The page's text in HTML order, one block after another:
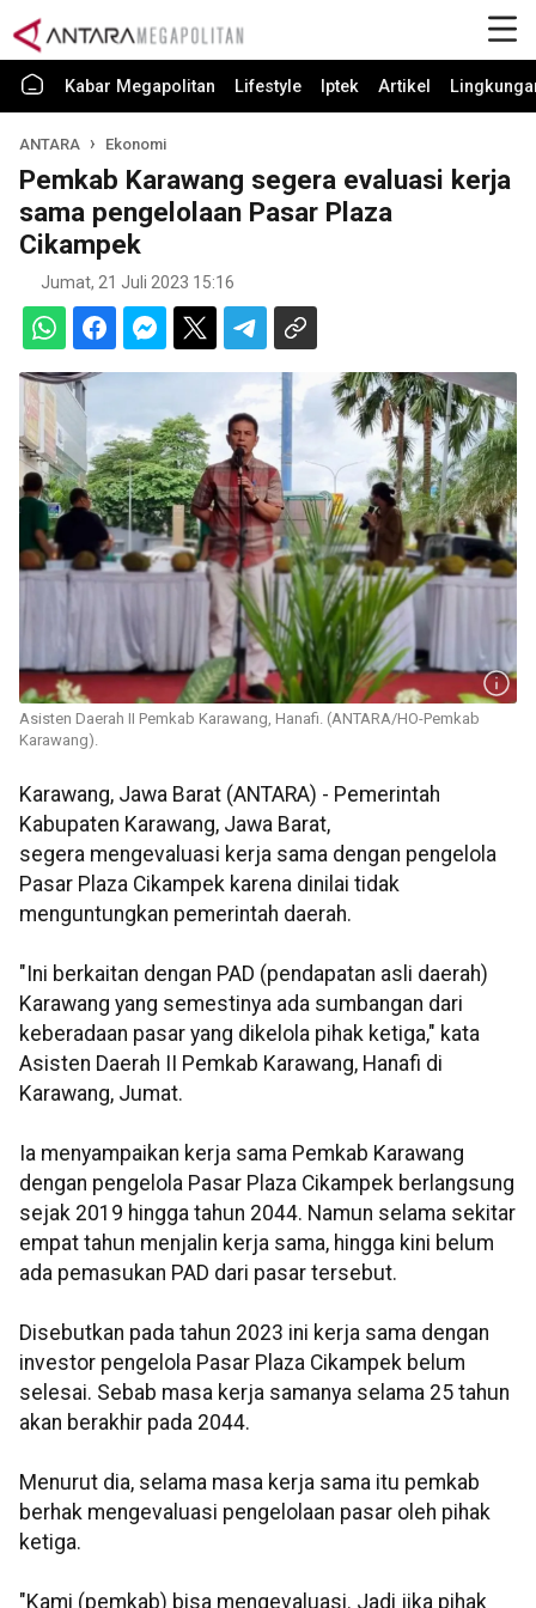
Kabar Megapolitan Lifestyle Iptek Artikel
ANTARA Ekonomi
Pemkab Karawang segera evaluasi kerja
sama pengelolaan Pasar Plaza
Cikampek
Jumat, 21 Juli 2023 15:16
Asisten Daerah II Pemkab Karawang, Hanafi. (ANTARA/HO-Pemkab
Karawang).
Karawang, Jawa Barat (ANTARA) - Pemerintah
Kabupaten Karawang, Jawa Barat,
segera mengevaluasi kerja sama dengan pengelola
Pasar Plaza Cikampek karena dinilai tidak
menguntungkan pemerintah daerah.
"Ini berkaitan dengan PAD (pendapatan asli daerah)
Karawang yang semestinya ada sumbangan dari
keberadaan pasar yang dikelola pihak ketiga," kata
Asisten Daerah II Pemkab Karawang, Hanafi di
Karawang, Jumat.
Ia menyampaikan kerja sama Pemkab Karawang
dengan pengelola Pasar Plaza Cikampek berlangsung
sejak 2019 hingga tahun 2044. Namun selama sekitar
empat tahun menjalin kerja sama, hingga kini belum
ada pemasukan PAD dari pasar tersebut.
Disebutkan pada tahun 2023 ini kerja sama dengan
investor pengelola Pasar Plaza Cikampek belum
selesai. Sebab masa kerja samanya selama 25 tahun
akan berakhir pada 2044.
Menurut dia, selama masa kerja sama itu pemkab
berhak mengevaluasi pengelolaan pasar oleh pihak
ketiga.
"Kami (pemkab) bisa mengevaluasi. Jadi jika pihak